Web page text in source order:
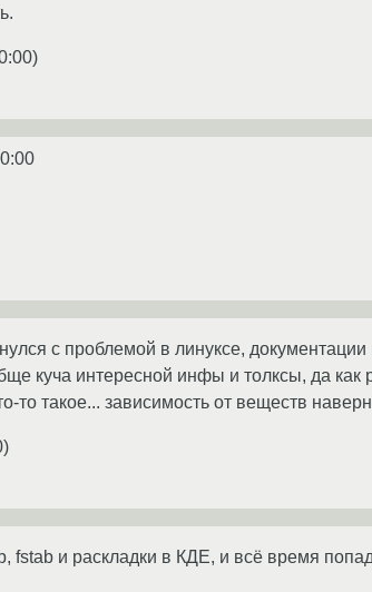
)
с проблемой в линуксе,
куча интересной инфы и толксы, да как
то такое... зависимость от веществ
)
fstab и раскладки в КДЕ, и всё время